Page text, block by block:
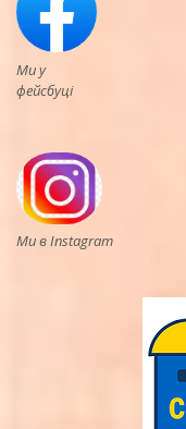
Ми у
фейсбуці
Ми в Instagram